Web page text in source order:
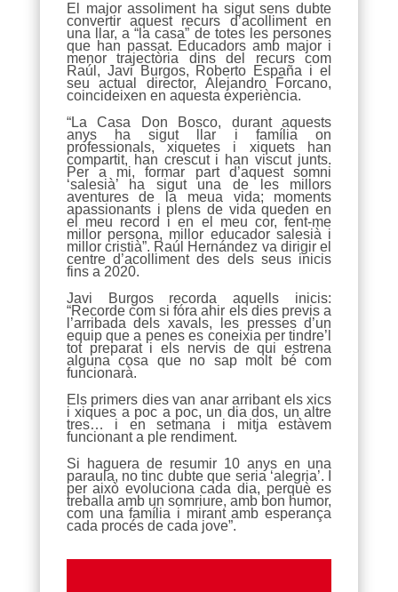
El major assoliment ha sigut sens dubte
convertir aquest recurs d’acolliment en
una llar, a “la casa” de totes les persones
que han passat. Educadors amb major i
menor trajectòria dins del recurs com
Raúl, Javi Burgos, Roberto España i el
seu actual director, Alejandro Forcano,
coincideixen en aquesta experiència.
“La Casa Don Bosco, durant aquests
anys ha sigut llar i família on
professionals, xiquetes i xiquets han
compartit, han crescut i han viscut junts.
Per a mi, formar part d’aquest somni
‘salesià’ ha sigut una de les millors
aventures de la meua vida; moments
apassionants i plens de vida queden en
el meu record i en el meu cor, fent-me
millor persona, millor educador salesià i
millor cristià”. Raúl Hernández va dirigir el
centre d’acolliment des dels seus inicis
fins a 2020.
Javi Burgos recorda aquells inicis:
“Recorde com si fóra ahir els dies previs a
l’arribada dels xavals, les presses d’un
equip que a penes es coneixia per tindre’l
tot preparat i els nervis de qui estrena
alguna cosa que no sap molt bé com
funcionarà.
Els primers dies van anar arribant els xics
i xiques a poc a poc, un dia dos, un altre
tres… i en setmana i mitja estàvem
funcionant a ple rendiment.
Si haguera de resumir 10 anys en una
paraula, no tinc dubte que seria ‘alegria’. I
per això evoluciona cada dia, perquè es
treballa amb un somriure, amb bon humor,
com una família i mirant amb esperança
cada procés de cada jove”.